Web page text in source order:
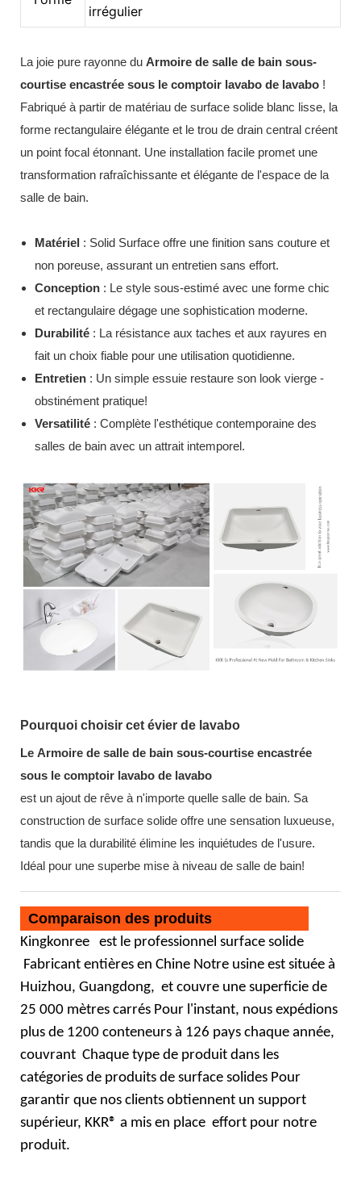
irrégulier
La joie pure rayonne du Armoire de salle de bain sous-
courtise encastrée sous le comptoir lavabo de lavabo !
Fabriqué à partir de matériau de surface solide blanc lisse, la
forme rectangulaire élégante et le trou de drain central créent
un point focal étonnant. Une installation facile promet une
transformation rafraîchissante et élégante de l'espace de la
salle de bain.
Matériel : Solid Surface offre une finition sans couture et
non poreuse, assurant un entretien sans effort.
Conception : Le style sous-estimé avec une forme chic
et rectangulaire dégage une sophistication moderne.
Durabilité : La résistance aux taches et aux rayures en
fait un choix fiable pour une utilisation quotidienne.
Entretien : Un simple essuie restaure son look vierge -
obstinément pratique!
Versatilité : Complète l'esthétique contemporaine des
salles de bain avec un attrait intemporel.
Pourquoi choisir cet évier de lavabo
Le Armoire de salle de bain sous-courtise encastrée
sous le comptoir lavabo de lavabo
est un ajout de rêve à n'importe quelle salle de bain. Sa
construction de surface solide offre une sensation luxueuse,
tandis que la durabilité élimine les inquiétudes de l'usure.
Idéal pour une superbe mise à niveau de salle de bain!
Comparaison des produits
Kingkonree est le professionnel surface solide
Fabricant entières en Chine Notre usine est située à
Huizhou, Guangdong, et couvre une superficie de
25 000 mètres carrés Pour l'instant, nous expédions
plus de 1200 conteneurs à 126 pays chaque année,
couvrant Chaque type de produit dans les
catégories de produits de surface solides Pour
garantir que nos clients obtiennent un support
supérieur, KKR® a mis en place effort pour notre
produit.